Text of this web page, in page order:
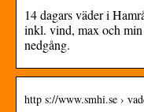
14 dagars väder i
inkl. vind, max och min
nedgång.
http s://www.smhi.se ›